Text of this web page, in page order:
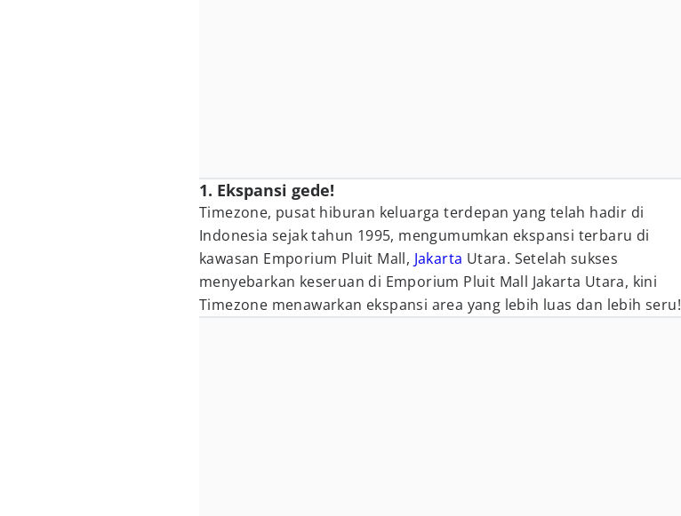
1. Ekspansi gede!
Timezone, pusat hiburan keluarga terdepan yang telah hadir di
Indonesia sejak tahun 1995, mengumumkan ekspansi terbaru di
kawasan Emporium Pluit Mall, Jakarta Utara. Setelah sukses
menyebarkan keseruan di Emporium Pluit Mall Jakarta Utara, kini
Timezone menawarkan ekspansi area yang lebih luas dan lebih seru!